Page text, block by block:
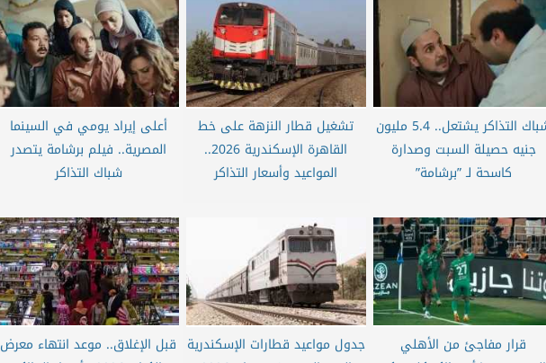
شباك التذاكر يشتعل.. 5.4 مليون
جنيه حصيلة السبت وصدارة
كاسحة لـ ”برشامة”
تشغيل قطار النزهة على خط
القاهرة الإسكندرية 2026..
المواعيد وأسعار التذاكر
أعلى إيراد يومي في السينما
المصرية.. فيلم برشامة يتصدر
شباك التذاكر
قرار مفاجئ من الأهلي
جدول مواعيد قطارات الإسكندرية قبل الإغلاق.. موعد انتهاء معرض